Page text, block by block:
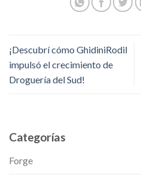
¡Descubrí cómo GhidiniRodil
impulsó el crecimiento de
Droguería del Sud!
Categorías
Forge